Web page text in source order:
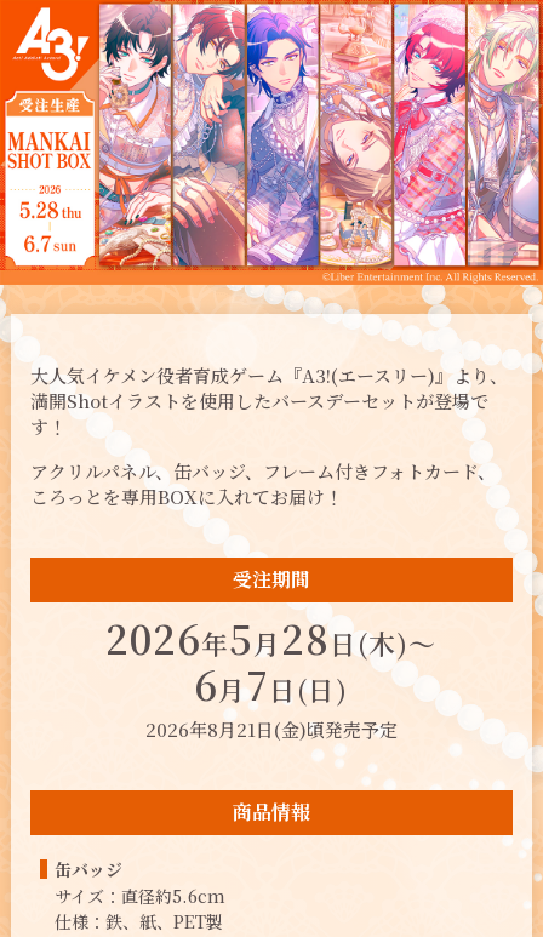
大人気イケメン役者育成ゲーム『A3!(エースリー)』より、
満開Shotイラストを使用したバースデーセットが登場で
す！
アクリルパネル、缶バッジ、フレーム付きフォトカード、
ころっとを専用BOXに入れてお届け！
受注期間
2026年5月 28日(木)～
6月7 日(日)
2026年8月21日(金)頃発売予定
商品情報
缶バッジ
サイズ：直径約5.6cm
仕様：鉄、紙、PET製